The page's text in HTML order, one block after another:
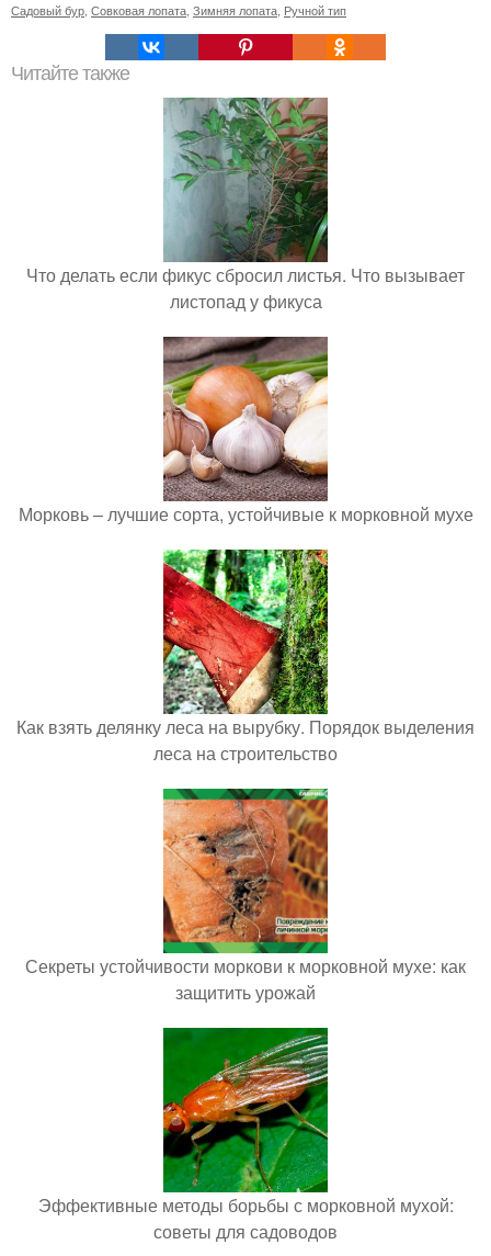
Садовый бур Совковая лопата Зимняя лопата Ручной тип
Читайте также
Что делать если фикус сбросил листья. Что вызывает
листопад у фикуса
Морковь – лучшие сорта, устойчивые к морковной мухе
Как взять делянку леса на вырубку. Порядок выделения
леса на строительство
Секреты устойчивости моркови к морковной мухе: как
защитить урожай
Эффективные методы борьбы с морковной мухой:
советы для садоводов